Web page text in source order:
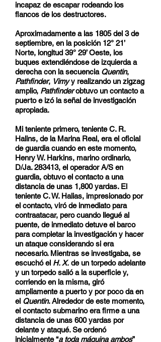
incapaz de escapar rodeando los
flancos de los destructores.
Aproximadamente a las 1805 del 3 de
septiembre, en la posición 12° 21’
Norte, longitud 39° 29’ Oeste, los
buques extendiéndose de izquierda a
derecha con la secuencia Quentin,
Pathfinder, Vimyy realizando un zigzag
amplio, Pathfinderobtuvo un contacto a
puerto e izó la señal de investigación
apropiada.
Mi teniente primero, teniente C. R.
Halins, de la Marina Real, era el oficial
de guardia cuando en este momento,
Henry W. Harkins, marino ordinario,
D/Ja. 283413, el operador A/S en
guardia, obtuvo el contacto a una
distancia de unas 1,800 yardas. El
teniente C. W. Halias, impresionado por
el contacto, viró de inmediato para
contraatacar, pero cuando llegué al
puente, de inmediato detuve el barco
para completar la investigación y hacer
un ataque considerando si era
necesario. Mientras se investigaba, se
escuchó el H. X. de un torpedo adelante
y un torpedo salió a la superficie y,
corriendo en la misma, giró
ampliamente a puerto y por poco da en
el Quentin. Alrededor de este momento,
el contacto submarino era firme a una
distancia de unas 600 yardas por
delante y ataqué. Se ordenó
inicialmente “a toda máquina ambos”